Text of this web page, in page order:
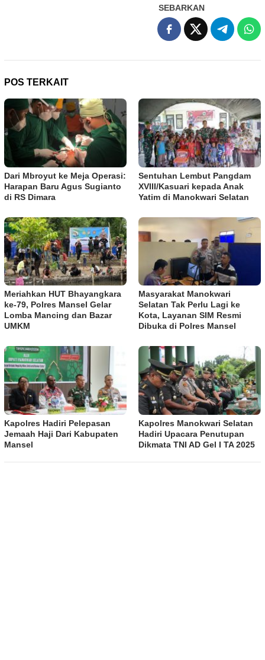
SEBARKAN
POS TERKAIT
Dari Mbroyut ke Meja Operasi:
Harapan Baru Agus Sugianto
di RS Dimara
Sentuhan Lembut Pangdam
XVIII/Kasuari kepada Anak
Yatim di Manokwari Selatan
Meriahkan HUT Bhayangkara
ke-79, Polres Mansel Gelar
Lomba Mancing dan Bazar
UMKM
Masyarakat Manokwari
Selatan Tak Perlu Lagi ke
Kota, Layanan SIM Resmi
Dibuka di Polres Mansel
Kapolres Hadiri Pelepasan
Jemaah Haji Dari Kabupaten
Mansel
Kapolres Manokwari Selatan
Hadiri Upacara Penutupan
Dikmata TNI AD Gel I TA 2025